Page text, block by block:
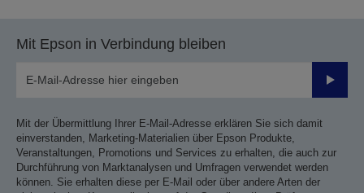
Mit Epson in Verbindung bleiben
Mit der Übermittlung Ihrer E-Mail-Adresse erklären Sie sich damit
einverstanden, Marketing-Materialien über Epson Produkte,
Veranstaltungen, Promotions und Services zu erhalten, die auch zur
Durchführung von Marktanalysen und Umfragen verwendet werden
können. Sie erhalten diese per E-Mail oder über andere Arten der